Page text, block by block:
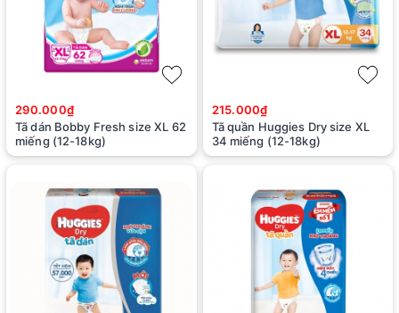
290.000₫
Tã dán Bobby Fresh size XL 62
miếng (12-18kg)
215.000₫
Tã quần Huggies Dry size XL
34 miếng (12-18kg)